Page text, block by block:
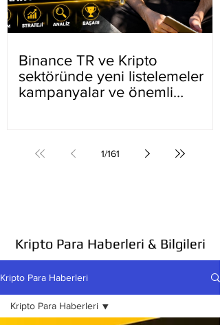
Binance TR ve Kripto
sektöründe yeni listelemeler
kampanyalar ve önemli
1/161
Kripto Para Haberleri & Bilgileri
Kripto Para Haberleri
Kripto Para Haberleri